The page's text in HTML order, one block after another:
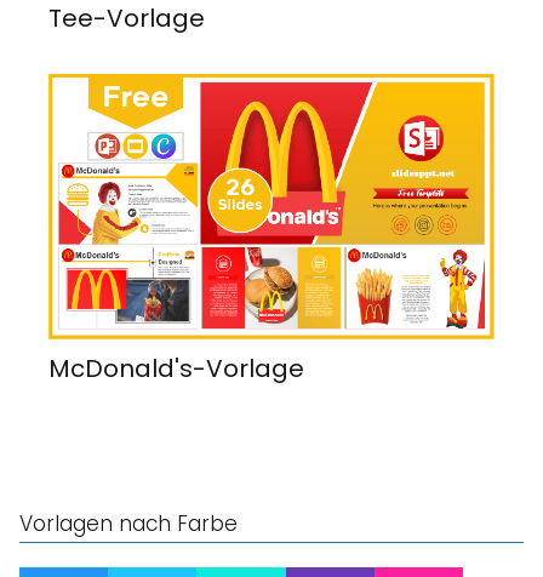
Tee-Vorlage
McDonald's-Vorlage
Vorlagen nach Farbe